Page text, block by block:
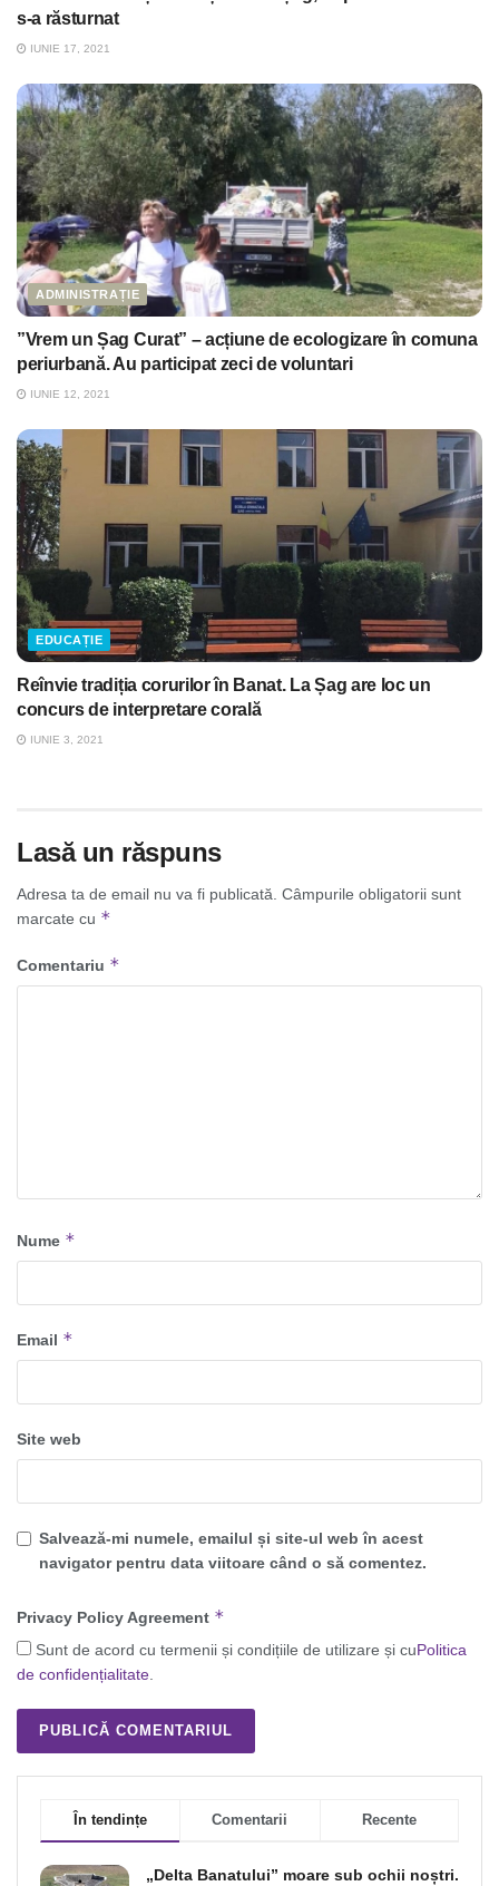
s-a răsturnat
IUNIE 17, 2021
ADMINISTRAȚIE
”Vrem un Șag Curat” – acțiune de ecologizare în comuna
periurbană. Au participat zeci de voluntari
IUNIE 12, 2021
EDUCAȚIE
Reînvie tradiția corurilor în Banat. La Șag are loc un
concurs de interpretare corală
IUNIE 3, 2021
Lasă un răspuns
Adresa ta de email nu va fi publicată. Câmpurile obligatorii sunt
marcate cu *
Comentariu *
Nume *
Email *
Site web
Salvează-mi numele, emailul și site-ul web în acest
navigator pentru data viitoare când o să comentez.
Privacy Policy Agreement *
Sunt de acord cu termenii și condițiile de utilizare și cuPolitica
de confidențialitate.
În tendințe Comentarii Recente
„Delta Banatului” moare sub ochii noștri.